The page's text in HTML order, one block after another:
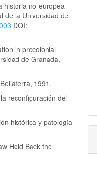
historia no-europea
de la Universidad de
DOI:
in precolonial
de Granada,
1991.
reconfiguración del
histórica y patología
Held Back the